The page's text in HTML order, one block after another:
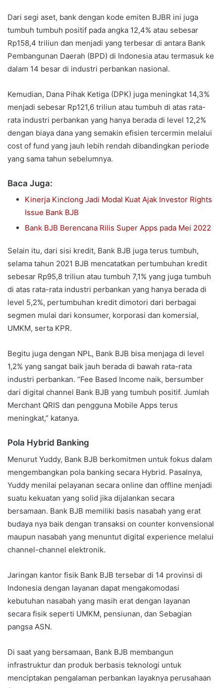
Dari segi aset, bank dengan kode emiten BJBR ini juga
tumbuh tumbuh positif pada angka 12,4% atau sebesar
Rp158,4 triliun dan menjadi yang terbesar di antara Bank
Pembangunan Daerah (BPD) di Indonesia atau termasuk ke
dalam 14 besar di industri perbankan nasional.
Kemudian, Dana Pihak Ketiga (DPK) juga meningkat 14,3%
menjadi sebesar Rp121,6 triliun atau tumbuh di atas rata-
rata industri perbankan yang hanya berada di level 12,2%
dengan biaya dana yang semakin efisien tercermin melalui
cost of fund yang jauh lebih rendah dibandingkan periode
yang sama tahun sebelumnya.
Baca Juga:
Kinerja Kinclong Jadi Modal Kuat Ajak Investor Rights
Issue Bank BJB
Bank BJB Berencana Rilis Super Apps pada Mei 2022
Selain itu, dari sisi kredit, Bank BJB juga terus tumbuh,
selama tahun 2021 BJB mencatatkan pertumbuhan kredit
sebesar Rp95,8 triliun atau tumbuh 7,1% yang juga tumbuh
di atas rata-rata industri perbankan yang hanya berada di
level 5,2%, pertumbuhan kredit dimotori dari berbagai
segmen mulai dari konsumer, korporasi dan komersial,
UMKM, serta KPR.
Begitu juga dengan NPL, Bank BJB bisa menjaga di level
1,2% yang sangat baik jauh berada di bawah rata-rata
industri perbankan. “Fee Based Income naik, bersumber
dari digital channel Bank BJB yang tumbuh positif. Jumlah
Merchant QRIS dan pengguna Mobile Apps terus
meningkat,” katanya.
Pola Hybrid Banking
Menurut Yuddy, Bank BJB berkomitmen untuk fokus dalam
mengembangkan pola banking secara Hybrid. Pasalnya,
Yuddy menilai pelayanan secara online dan offline menjadi
suatu kekuatan yang solid jika dijalankan secara
bersamaan. Bank BJB memiliki basis nasabah yang erat
budaya nya baik dengan transaksi on counter konvensional
maupun nasabah yang menuntut digital experience melalui
channel-channel elektronik.
Jaringan kantor fisik Bank BJB tersebar di 14 provinsi di
Indonesia dengan layanan dapat mengakomodasi
kebutuhan nasabah yang masih erat dengan layanan
secara fisik seperti UMKM, pensiunan, dan Sebagian
pangsa ASN.
Di saat yang bersamaan, Bank BJB membangun
infrastruktur dan produk berbasis teknologi untuk
menciptakan pengalaman perbankan layaknya perusahaan